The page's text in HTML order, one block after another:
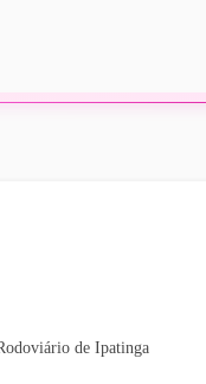
de Ipatinga